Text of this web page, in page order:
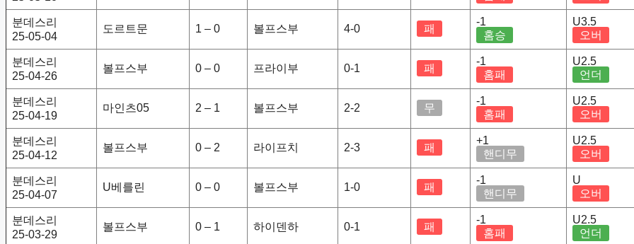
분데스리
25-05-04
도르트문 1 – 0 볼프스부 4-0 패
-1
홈승
U3.5
오버
분데스리
25-04-26
볼프스부 0 – 0 프라이부 0-1 패
-1
홈패
U2.5
언더
분데스리
25-04-19
마인츠05 2 – 1 볼프스부 2-2 무
-1
홈패
U2.5
오버
분데스리
25-04-12
볼프스부 0 – 2 라이프치 2-3 패
+1
핸디무
U2.5
오버
분데스리
25-04-07
U베를린 0 – 0 볼프스부 1-0 패
-1
핸디무
U
오버
분데스리
25-03-29
볼프스부 0 – 1 하이덴하 0-1 패
-1
홈패
U2.5
언더